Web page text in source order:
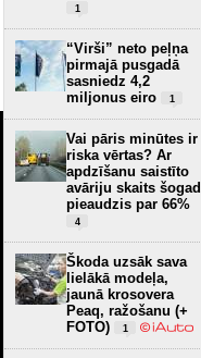
1
“Virši” neto peļņa
pirmajā pusgadā
sasniedz 4,2
miljonus eiro
1
Vai pāris minūtes ir
riska vērtas? Ar
apdzīšanu saistīto
avāriju skaits šogad
pieaudzis par 66%
4
Škoda uzsāk sava
lielākā modeļa,
jaunā krosovera
Peaq, ražošanu (+
FOTO)
1